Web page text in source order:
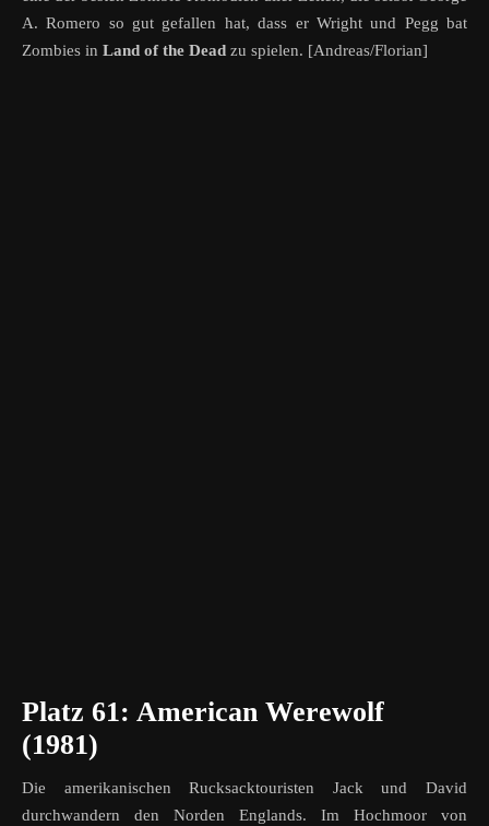
A. Romero so gut gefallen hat, dass er Wright und Pegg bat
Zombies in Land of the Dead zu spielen. [Andreas/Florian]
Platz 61: American Werewolf
(1981)
Die amerikanischen Rucksacktouristen Jack und David
durchwandern den Norden Englands. Im Hochmoor von